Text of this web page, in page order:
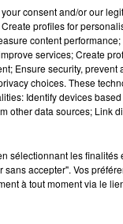
de Champagne
formation avec le
de la
consent and/or our
profiles for
content
services; Create
Ensure security, prevent
choices. These
Identify devices
other data sources; Link
sélectionnant les
accepter". Vos
à tout moment via le